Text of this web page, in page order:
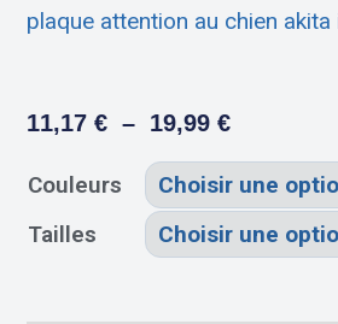
plaque attention au chien akita
11,17€ – 19,99€
Couleurs
Tailles